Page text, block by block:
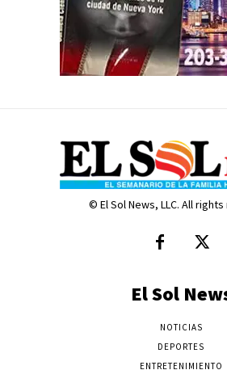
© El Sol News, LLC. All
El Sol
NOTICIAS
DEPORTES
ENTRETENIMIENTO